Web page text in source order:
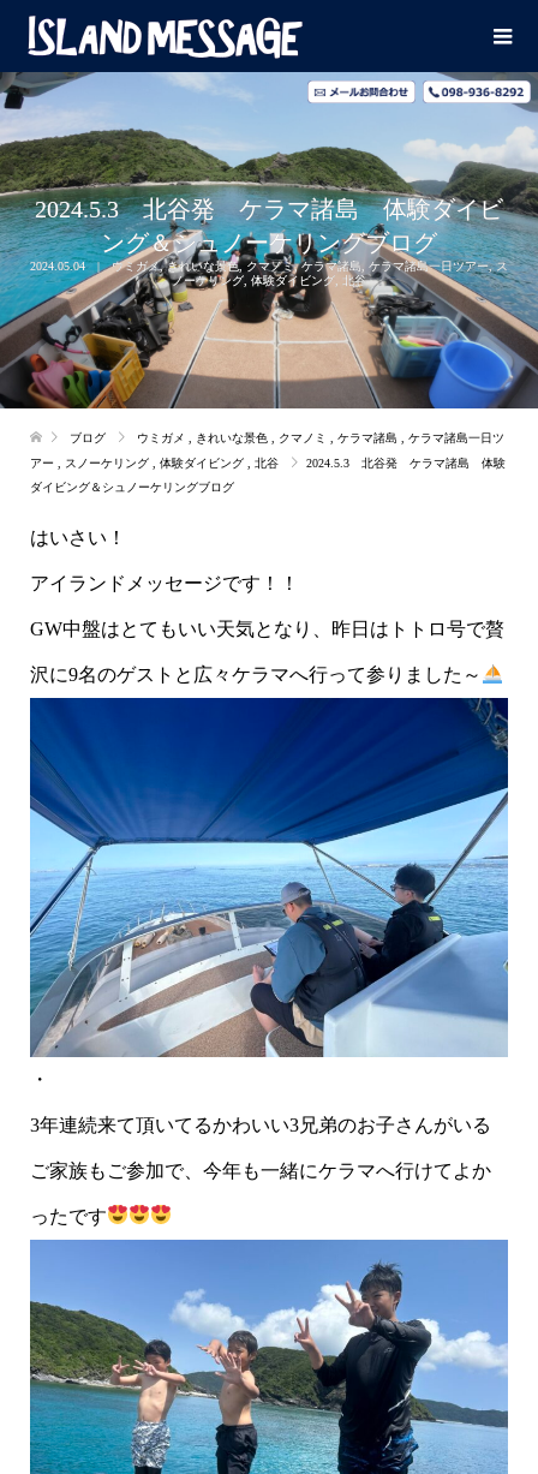
2024.5.3 北谷発 ケラマ諸島 体験ダイビ
ング＆シュノーケリングブログ
2024.05.04 ウミガメ,きれいな景色, クマノミ,ケラマ諸島 ケラマ諸島一日ツアー,ス
ノーケリング 体験ダイビング 北谷
ブログ ウミガメ きれいな景色 クマノミ ケラマ諸島
ケラマ諸島一日ツ
アー
スノーケリング 体験ダイビング 北谷
2024.5.3 北谷発 ケラマ諸島 体験
ダイビング＆シュノーケリングブログ
はいさい！
アイランドメッセージです！！
GW中盤はとてもいい天気となり、昨日はトトロ号で贅
沢に9名のゲストと広々ケラマへ行って参りました～
・
3年連続来て頂いてるかわいい3兄弟のお子さんがいる
ご家族もご参加で、今年も一緒にケラマへ行けてよか
ったです